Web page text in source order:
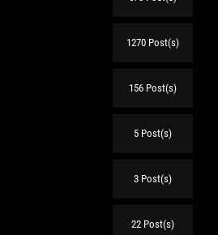
1270 Post(s)
156 Post(s)
5 Post(s)
3 Post(s)
22 Post(s)